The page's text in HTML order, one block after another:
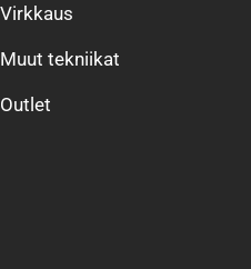
Virkkaus
Muut tekniikat
Outlet